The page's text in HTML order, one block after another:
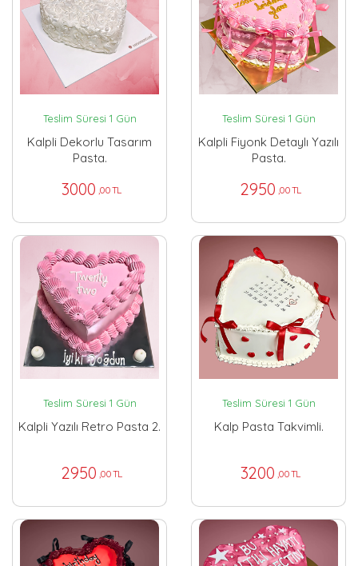
Teslim Süresi 1 Gün
Kalpli Dekorlu Tasarım
Pasta.
3000 ,00 TL
Teslim Süresi 1 Gün
Kalpli Fiyonk Detaylı Yazılı
Pasta.
2950 ,00 TL
Teslim Süresi 1 Gün
Kalpli Yazılı Retro Pasta 2.
2950 ,00 TL
Teslim Süresi 1 Gün
Kalp Pasta Takvimli.
3200 ,00 TL